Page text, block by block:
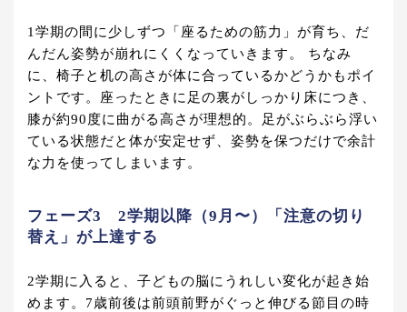
1学期の間に少しずつ「座るための筋力」が育ち、だ
んだん姿勢が崩れにくくなっていきます。 ちなみ
に、椅子と机の高さが体に合っているかどうかもポイ
ントです。座ったときに足の裏がしっかり床につき、
膝が約90度に曲がる高さが理想的。足がぶらぶら浮い
ている状態だと体が安定せず、姿勢を保つだけで余計
な力を使ってしまいます。
フェーズ3 2学期以降（9月〜）「注意の切り
替え」が上達する
2学期に入ると、子どもの脳にうれしい変化が起き始
めます。7歳前後は前頭前野がぐっと伸びる節目の時